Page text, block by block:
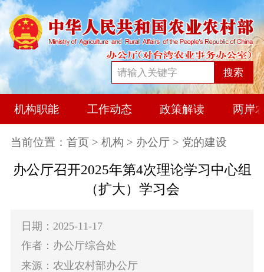
搜索
机构职能 工作动态 政策解读 两岸
当前位置： 首页 > 机构 > 办公厅> 党的建设
办公厅召开2025年第4次理论学习中心组
（扩大）学习会
日期：2025-11-17
作者：办公厅综合处
来源：农业农村部办公厅